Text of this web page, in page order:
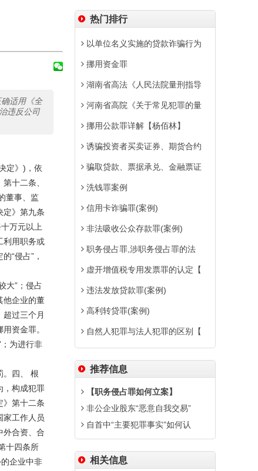
适用《全
违反公司
定》)，依
十二条、
董事、监
定》第九条
万元以上
利用职务或
“侵占”，
大”；侵占
他企业的董
过三个月
资金罪。
为进行非
。四、 根
，构成犯罪
》第十二条
家工作人员
外合资、合
十四条所
企业中非
热门排行
以单位名义实施的贷款诈骗行为
挪用资金罪
湖南省高法《人民法院量刑指导
河南省高院《关于常见犯罪的量
挪用公款罪详解【杨佰林】
诱骗投资者买卖证券、期货合约
骗取贷款、票据承兑、金融票证
洗钱罪案例
信用卡诈骗罪(案例)
非法吸收公众存款罪(案例)
职务侵占罪,涉职务侵占罪的法
虚开增值税专用发票罪的认定【
违法发放贷款罪(案例)
高利转贷罪(案例)
自然人犯罪与法人犯罪的区别【
推荐信息
【职务侵占罪如何立案】
非公企业股东“恶意自我交易”
自首中“主要犯罪事实”如何认
相关信息